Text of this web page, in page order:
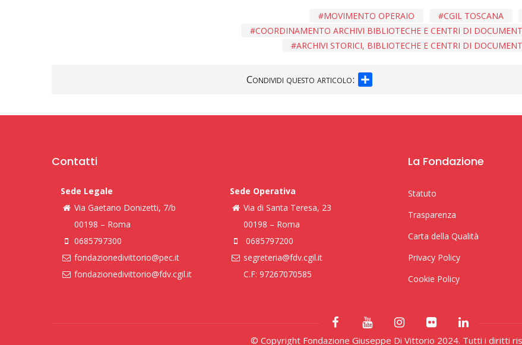
CGIL TOSCANA
MOVIMENTO OPERAIO
COORDINAMENTO ARCHIVI BIBLIOTECHE E CENTRI DI
ARCHIVI STORICI, BIBLIOTECHE E CENTRI DI
Condividi questo articolo:
Contatti
Sede Legale
Via Gaetano Donizetti, 7/b
00198 – Roma
0685797300
fondazionedivittorio@pec.it
fondazionedivittorio@fdv.cgil.it
Sede Operativa
Via di Santa Teresa, 23
00198 – Roma
0685797200
segreteria@fdv.cgil.it
C.F: 97267070585
La Fondazione
Statuto
Trasparenza
Carta della Qualità
Privacy Policy
Cookie Policy
© Copyright Fondazione Giuseppe Di Vittorio 2024. Tutti i diritti